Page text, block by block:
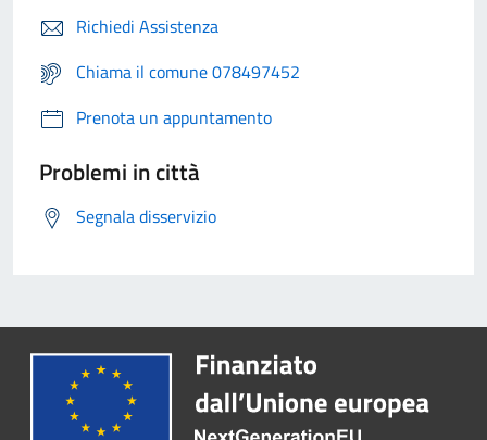
Richiedi Assistenza
Chiama il comune 078497452
Prenota un appuntamento
Problemi in città
Segnala disservizio